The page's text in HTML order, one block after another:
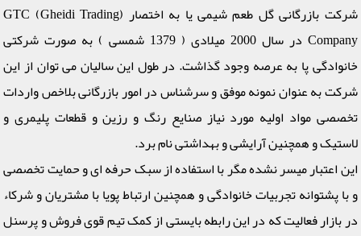
شرکت بازرگانی گل طعم شیمی یا به اختصار (GTC (Gheidi Trading
Company در سال 2000 میلادی ( 1379 شمسی ) به صورت شرکتی
خانوادگی پا به عرصه وجود گذاشت. در طول این سالیان می توان از این
شرکت به عنوان نمونه موفق و سرشناس در امور بازرگانی بلاخص واردات
تخصصی مواد اولیه مورد نیاز صنایع رنگ و رزین و قطعات پلیمری و
لاستیک و همچنین آرایشی و بهداشتی نام برد.
این اعتبار میسر نشده مگر با استفاده از سبک حرفه ای و حمایت تخصصی
و با پشتوانه تجربیات خانوادگی و همچنین ارتباط پویا با مشتریان و شرکاء
در بازار فعالیت که در این رابطه بایستی از کمک تیم قوی فروش و پرسنل